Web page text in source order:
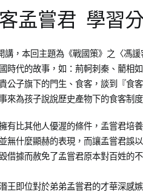
孟嘗君 學習
，本回主題為《戰國策》之〈馮諼
時代的故事，如：荊軻刺秦、藺相
公子旗下的門生、食客，談到『食
來為孩子說說歷史產物下的食客制度
有比其他人優渥的條件，孟嘗君培
無什麼顯赫的表現，而讓孟嘗君誤
借據而赦免了孟嘗君原本對百姓的
王即位對於弟弟孟嘗君的才華深感